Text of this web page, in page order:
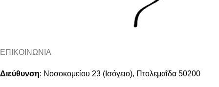
ΕΠΙΚΟΙΝΩΝΙΑ
Διεύθυνση: Νοσοκομείου 23 (Ισόγειο), Πτολεμαΐδα 50200